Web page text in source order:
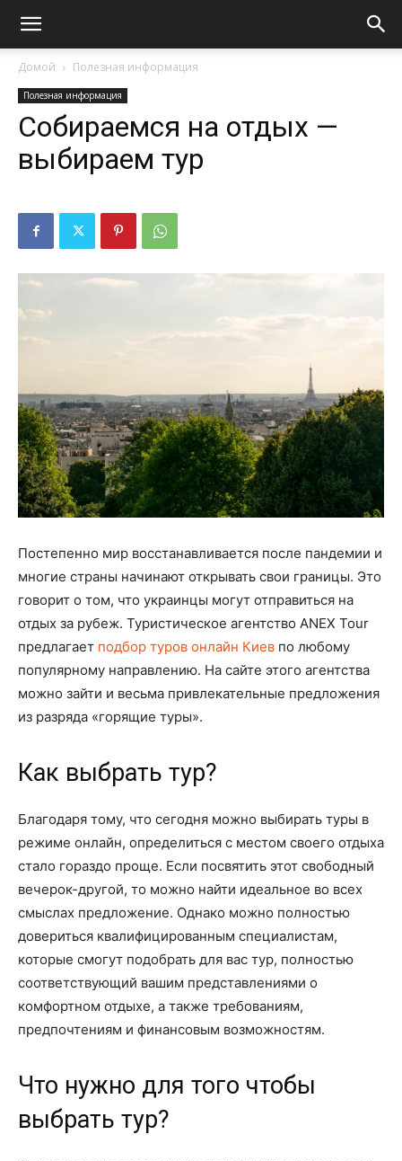
Домой Полезная информация
Полезная информация
Собираемся на отдых —
выбираем тур
Постепенно мир восстанавливается после пандемии и
многие страны начинают открывать свои границы. Это
говорит о том, что украинцы могут отправиться на
отдых за рубеж. Туристическое агентство ANEX Tour
предлагает подбор туров онлайн Киев по любому
популярному направлению. На сайте этого агентства
можно зайти и весьма привлекательные предложения
из разряда «горящие туры».
Как выбрать тур?
Благодаря тому, что сегодня можно выбирать туры в
режиме онлайн, определиться с местом своего отдыха
стало гораздо проще. Если посвятить этот свободный
вечерок-другой, то можно найти идеальное во всех
смыслах предложение. Однако можно полностью
довериться квалифицированным специалистам,
которые смогут подобрать для вас тур, полностью
соответствующий вашим представлениями о
комфортном отдыхе, а также требованиям,
предпочтениям и финансовым возможностям.
Что нужно для того чтобы
выбрать тур?